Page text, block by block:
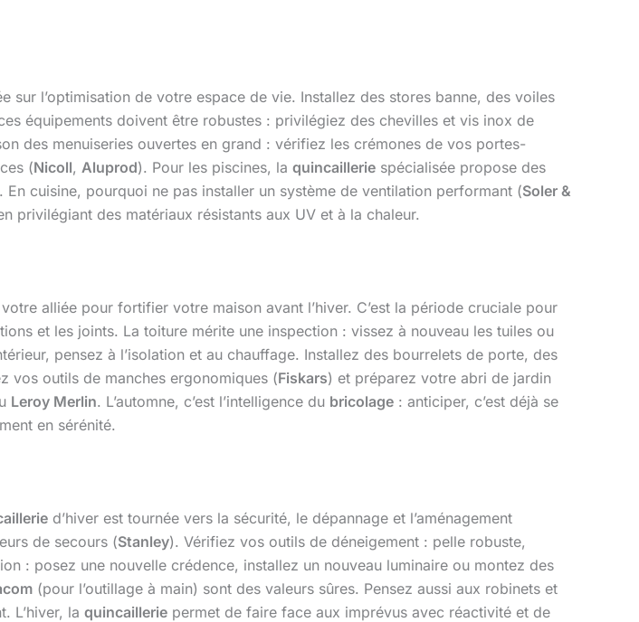
sur l’optimisation de votre espace de vie. Installez des stores banne, des voiles
équipements doivent être robustes : privilégiez des chevilles et vis inox de
des menuiseries ouvertes en grand : vérifiez les crémones de vos portes-
(Nicoll, Aluprod). Pour les piscines, la quincaillerie spécialisée propose des
cuisine, pourquoi ne pas installer un système de ventilation performant (Soler &
privilégiant des matériaux résistants aux UV et à la chaleur.
alliée pour fortifier votre maison avant l’hiver. C’est la période cruciale pour
et les joints. La toiture mérite une inspection : vissez à nouveau les tuiles ou
pensez à l’isolation et au chauffage. Installez des bourrelets de porte, des
vos outils de manches ergonomiques (Fiskars) et préparez votre abri de jardin
Leroy Merlin. L’automne, c’est l’intelligence du bricolage : anticiper, c’est déjà se
en sérénité.
d’hiver est tournée vers la sécurité, le dépannage et l’aménagement
de secours (Stanley). Vérifiez vos outils de déneigement : pelle robuste,
: posez une nouvelle crédence, installez un nouveau luminaire ou montez des
(pour l’outillage à main) sont des valeurs sûres. Pensez aussi aux robinets et
L’hiver, la quincaillerie permet de faire face aux imprévus avec réactivité et de